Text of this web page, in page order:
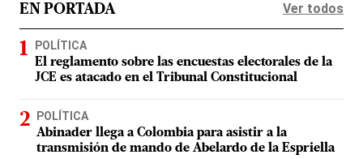
EN PORTADA Ver todos
POLÍTICA
El reglamento sobre las encuestas electorales de la
JCE es atacado en el Tribunal Constitucional
POLÍTICA
Abinader llega a Colombia para asistir a la
transmisión de mando de Abelardo de la Espriella